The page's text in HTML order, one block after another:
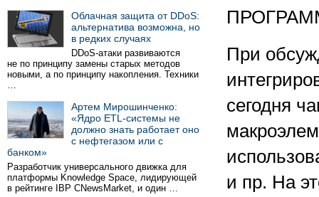
Облачная защита от DDoS:
альтернатива возможна, но
в редких случаях
DDoS-атаки развиваются
не по принципу замены старых методов
новыми, а по принципу накопления. Техники
…
Артем Мирошинченко:
«Ядро ETL-системы не
должно знать работает оно
с нефтегазом или с
банком»
Разработчик универсального движка для
платформы Knowledge Space, лидирующей
в рейтинге IBP CNewsMarket, и один …
При
сегодня
и пр. На